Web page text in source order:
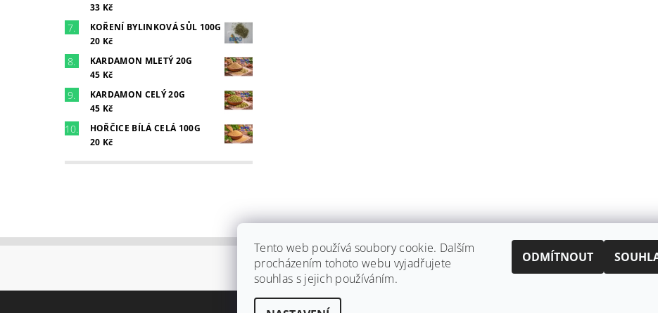
33 Kč
KOŘENÍ BYLINKOVÁ SŮL 100G
20 Kč
KARDAMON MLETÝ 20G
45 Kč
KARDAMON CELÝ 20G
45 Kč
HOŘČICE BÍLÁ CELÁ 100G
20 Kč
Shoptet.cz Můjprvníeshop.cz
Tento web používá soubory cookie. Dalším
procházením tohoto webu vyjadřujete
souhlas s jejich používáním.
ODMÍTNOUT